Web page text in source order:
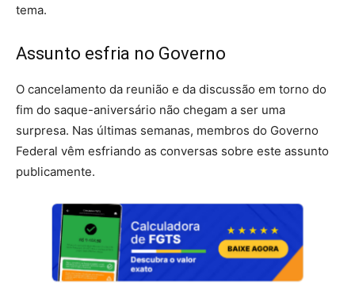
tema.
Assunto esfria no Governo
O cancelamento da reunião e da discussão em torno do
fim do saque-aniversário não chegam a ser uma
surpresa. Nas últimas semanas, membros do Governo
Federal vêm esfriando as conversas sobre este assunto
publicamente.